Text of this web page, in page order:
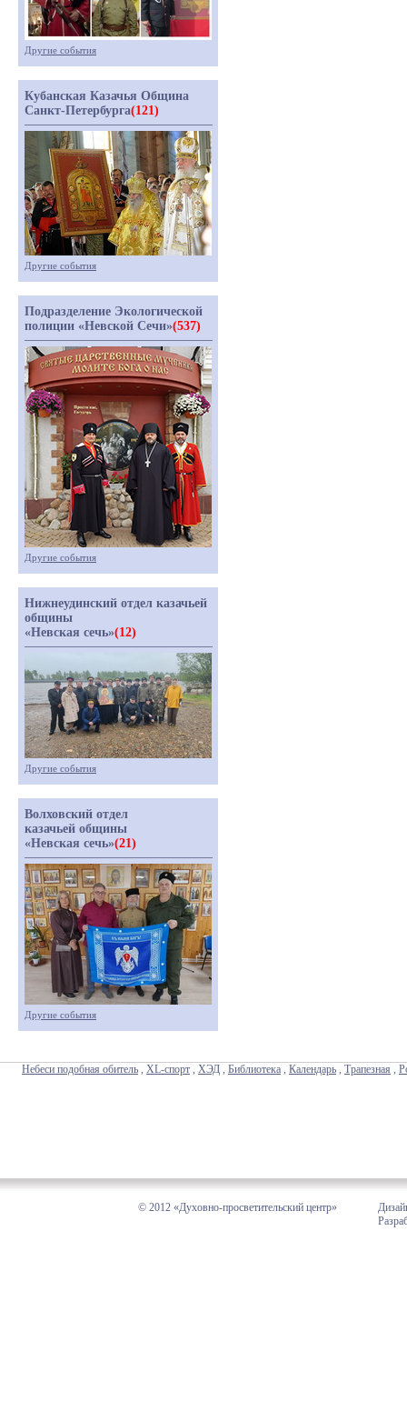
Другие события
Кубанская Казачья Община
Санкт-Петербурга(121)
Другие события
Подразделение Экологической
полиции «Невской Сечи»(537)
Другие события
Нижнеудинский отдел казачьей
общины
«Невская сечь»(12)
Другие события
Волховский отдел
казачьей общины
«Невская сечь»(21)
Другие события
Небеси подобная обитель , XL-спорт , ХЭД , Библиотека , Календарь , Трапезная ,
© 2012 «Духовно-просветительский центр»